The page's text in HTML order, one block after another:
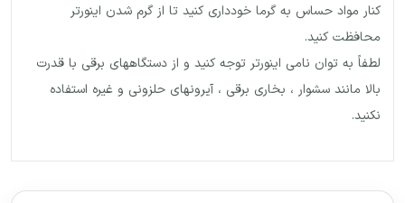
کنار مواد حساس به گرما خودداری کنید تا از گرم شدن اینورتر
محافظت کنید.
لطفاً به توان نامی اینورتر توجه کنید و از دستگاههای برقی با قدرت
بالا مانند سشوار ، بخاری برقی ، آیرونهای حلزونی و غیره استفاده
نکنید.